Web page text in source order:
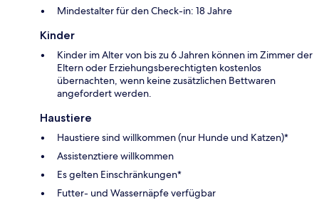
Mindestalter für den Check-in: 18 Jahre
Kinder
Kinder im Alter von bis zu 6 Jahren können im Zimmer der
Eltern oder Erziehungsberechtigten kostenlos
übernachten, wenn keine zusätzlichen Bettwaren
angefordert werden.
Haustiere
Haustiere sind willkommen (nur Hunde und Katzen)*
Assistenztiere willkommen
Es gelten Einschränkungen*
Futter- und Wassernäpfe verfügbar